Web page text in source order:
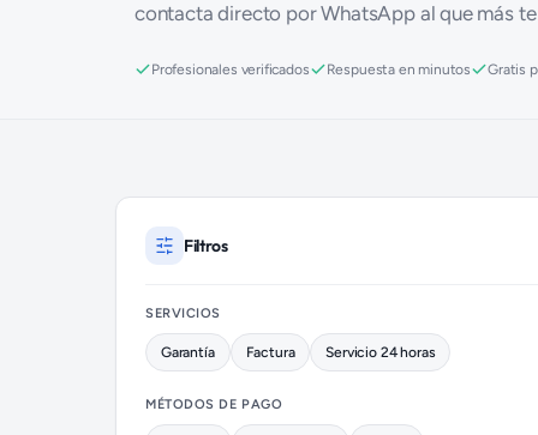
contacta directo por WhatsApp al que más
Profesionales verificados Respuesta en minutos Gratis
Cerrajeros disponibles en Álvaro Obregón (colonia Tizapán
Filtros
SERVICIOS
Garantía Factura Servicio 24 horas
MÉTODOS DE PAGO